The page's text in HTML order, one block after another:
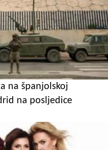
na španjolskoj
na posljedice